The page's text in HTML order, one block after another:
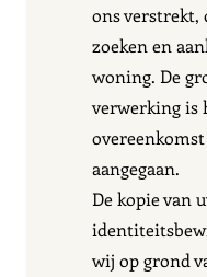
ons verstrekt,
zoeken en
woning. De
verwerking is
aangegaan.
De kopie van
wij op grond